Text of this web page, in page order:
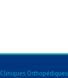
Cliniques Orthopédiques